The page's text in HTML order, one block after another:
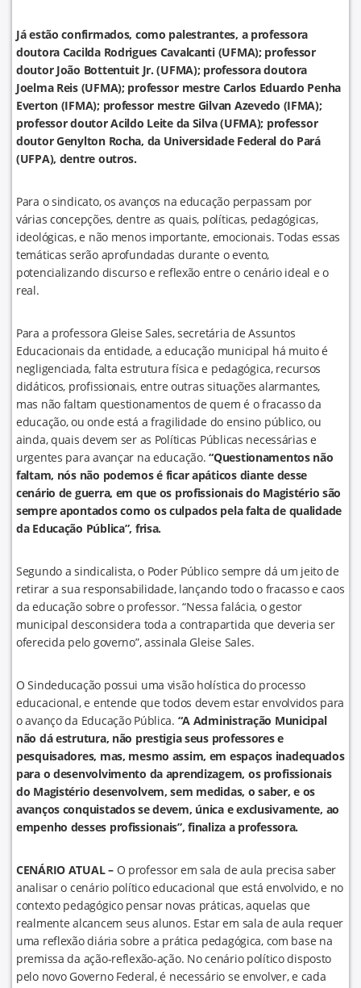
Já estão confirmados, como palestrantes, a professora
doutora Cacilda Rodrigues Cavalcanti (UFMA); professor
doutor João Bottentuit Jr. (UFMA); professora doutora
Joelma Reis (UFMA); professor mestre Carlos Eduardo Penha
Everton (IFMA); professor mestre Gilvan Azevedo (IFMA);
professor doutor Acildo Leite da Silva (UFMA); professor
doutor Genylton Rocha, da Universidade Federal do Pará
(UFPA), dentre outros.
Para o sindicato, os avanços na educação perpassam por
várias concepções, dentre as quais, políticas, pedagógicas,
ideológicas, e não menos importante, emocionais. Todas essas
temáticas serão aprofundadas durante o evento,
potencializando discurso e reflexão entre o cenário ideal e o
real.
Para a professora Gleise Sales, secretária de Assuntos
Educacionais da entidade, a educação municipal há muito é
negligenciada, falta estrutura física e pedagógica, recursos
didáticos, profissionais, entre outras situações alarmantes,
mas não faltam questionamentos de quem é o fracasso da
educação, ou onde está a fragilidade do ensino público, ou
ainda, quais devem ser as Políticas Públicas necessárias e
urgentes para avançar na educação.“Questionamentos não
faltam, nós não podemos é ficar apáticos diante desse
cenário de guerra, em que os profissionais do Magistério são
sempre apontados como os culpados pela falta de qualidade
da Educação Pública”, frisa.
Segundo a sindicalista, o Poder Público sempre dá um jeito de
retirar a sua responsabilidade, lançando todo o fracasso e caos
da educação sobre o professor. “Nessa falácia, o gestor
municipal desconsidera toda a contrapartida que deveria ser
oferecida pelo governo”, assinala Gleise Sales.
O Sindeducação possui uma visão holística do processo
educacional, e entende que todos devem estar envolvidos para
o avanço da Educação Pública. “A Administração Municipal
não dá estrutura, não prestigia seus professores e
pesquisadores, mas, mesmo assim, em espaços inadequados
para o desenvolvimento da aprendizagem, os profissionais
do Magistério desenvolvem, sem medidas, o saber, e os
avanços conquistados se devem, única e exclusivamente, ao
empenho desses profissionais”, finaliza a professora.
CENÁRIO ATUAL –O professor em sala de aula precisa saber
analisar o cenário político educacional que está envolvido, e no
contexto pedagógico pensar novas práticas, aquelas que
realmente alcancem seus alunos. Estar em sala de aula requer
uma reflexão diária sobre a prática pedagógica, com base na
premissa da ação-reflexão-ação. No cenário político disposto
pelo novo Governo Federal, é necessário se envolver, e cada